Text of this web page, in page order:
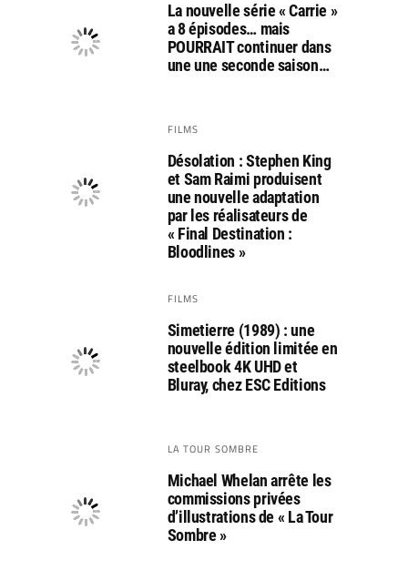
La nouvelle série « Carrie »
a 8 épisodes… mais
POURRAIT continuer dans
une une seconde saison…
FILMS
Désolation : Stephen King
et Sam Raimi produisent
une nouvelle adaptation
par les réalisateurs de
« Final Destination :
Bloodlines »
FILMS
Simetierre (1989) : une
nouvelle édition limitée en
steelbook 4K UHD et
Bluray, chez ESC Editions
LA TOUR SOMBRE
Michael Whelan arrête les
commissions privées
d’illustrations de « La Tour
Sombre »